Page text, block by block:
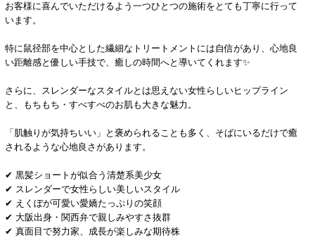
お客様に喜んでいただけるよう一つひとつの施術をとても丁寧に行って
います。
特に鼠径部を中心とした繊細なトリートメントには自信があり、心地良
い距離感と優しい手技で、癒しの時間へと導いてくれます✨
さらに、スレンダーなスタイルとは思えない女性らしいヒップライン
と、もちもち・すべすべのお肌も大きな魅力。
「肌触りが気持ちいい」と褒められることも多く、そばにいるだけで癒
されるような心地良さがあります。
✔ 黒髪ショートが似合う清楚系美少女
✔ スレンダーで女性らしい美しいスタイル
✔ えくぼが可愛い愛嬌たっぷりの笑顔
✔ 大阪出身・関西弁で親しみやすさ抜群
✔ 真面目で努力家、成長が楽しみな期待株